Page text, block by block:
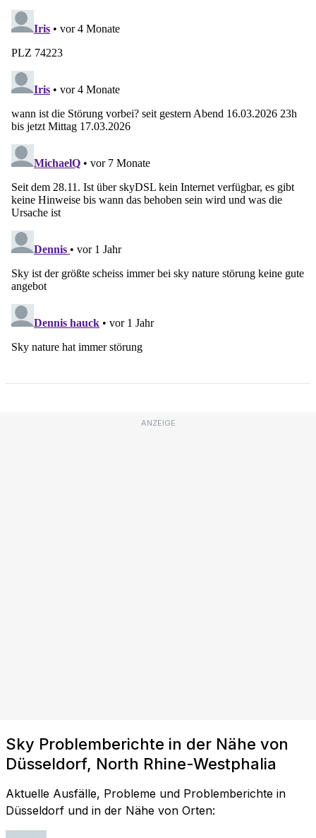
ANZEIGE
Sky Problemberichte in der Nähe von
Düsseldorf, North Rhine-Westphalia
Aktuelle Ausfälle, Probleme und Problemberichte in
Düsseldorf und in der Nähe von Orten: